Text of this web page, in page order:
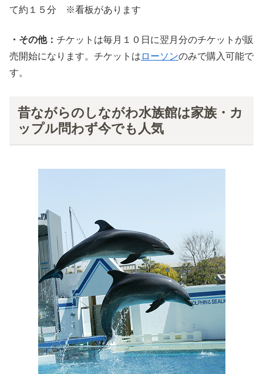
て約１５分 ※看板があります
・その他： チケットは毎月１０日に翌月分のチケットが販
売開始になります。チケットは ローソンのみで購入可能で
す。
昔ながらのしながわ水族館は家族・カ
ップル問わず今でも人気